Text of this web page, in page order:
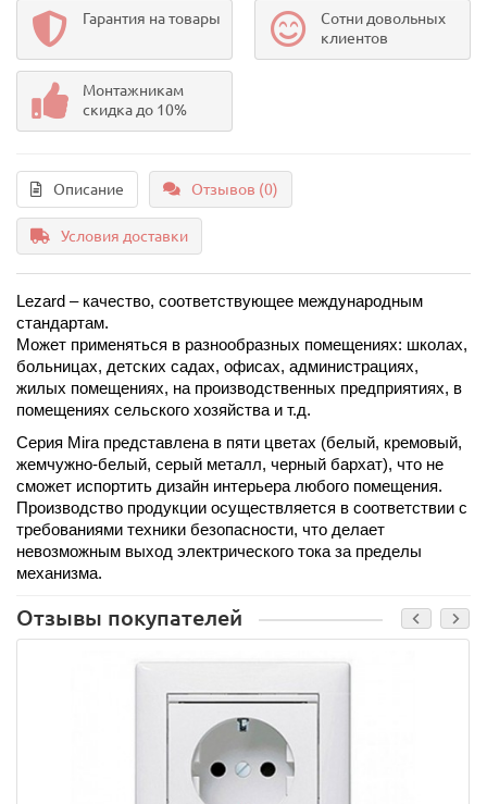
Гарантия на товары
Сотни довольных
клиентов
Монтажникам
скидка до 10%
Описание Отзывов (0)
Условия доставки
Lezard – качество, соответствующее международным
стандартам.
Может применяться в разнообразных помещениях: школах,
больницах, детских садах, офисах, администрациях,
жилых помещениях, на производственных предприятиях, в
помещениях сельского хозяйства и т.д.
Серия Mira представлена в пяти цветах (белый, кремовый,
жемчужно-белый, серый металл, черный бархат), что не
сможет испортить дизайн интерьера любого помещения.
Производство продукции осуществляется в соответствии с
требованиями техники безопасности, что делает
невозможным выход электрического тока за пределы
механизма.
Отзывы покупателей